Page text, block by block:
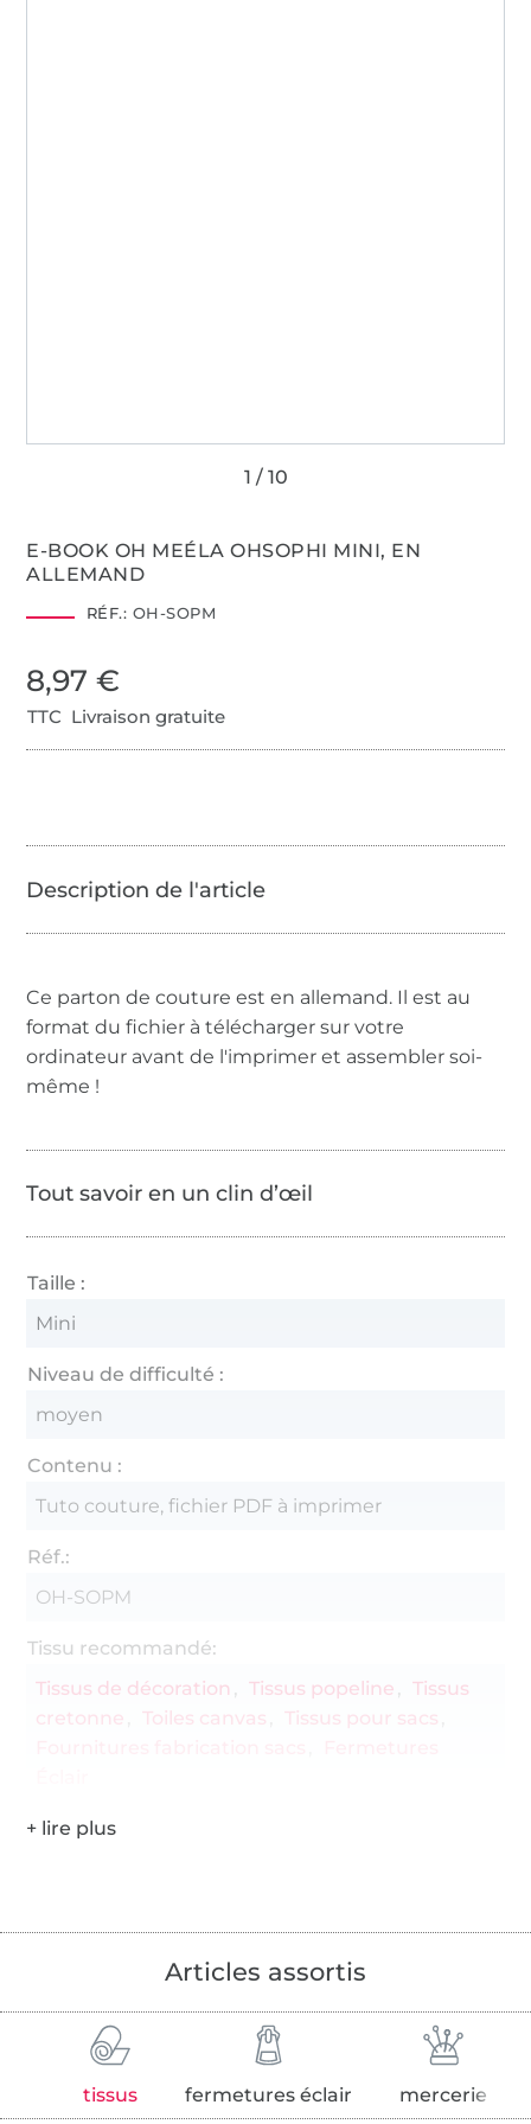
E-BOOK OH MEÉLA OHSOPHI MINI, EN
ALLEMAND
RÉF.: OH-SOPM
8,97 €
TTC Livraison gratuite
Ce parton de couture est en allemand. Il est au
format du fichier à télécharger sur votre
ordinateur avant de l'imprimer et assembler soi-
même !
Tout savoir en un clin d’œil
Taille :
Mini
Niveau de difficulté :
moyen
Contenu :
Tuto couture, fichier PDF à imprimer
Réf.:
OH-SOPM
Tissu recommandé:
Tissus de décoration
Tissus popeline
Tissus
cretonne
Toiles canvas
Tissus pour sacs
Articles assortis
tissus fermetures éclair mercerie